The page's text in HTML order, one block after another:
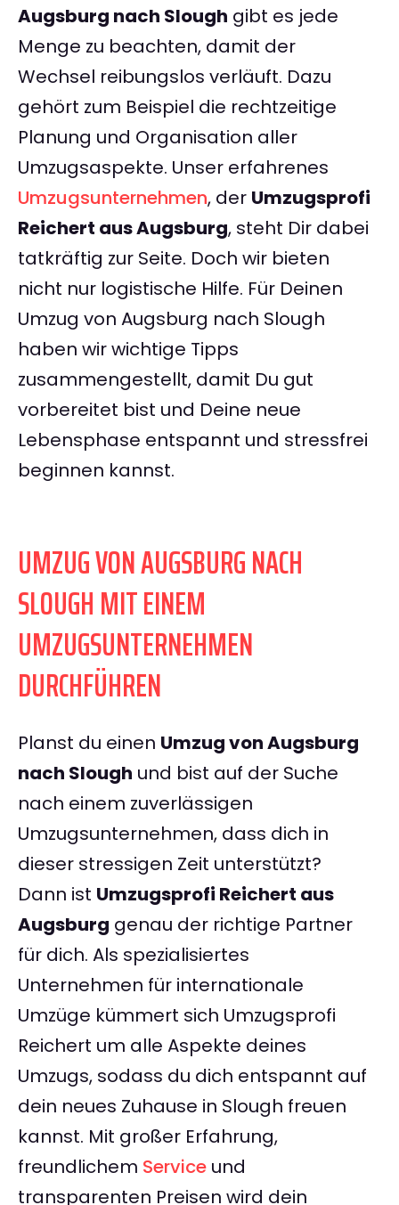
Augsburg nach Slough gibt es jede
Menge zu beachten, damit der
Wechsel reibungslos verläuft. Dazu
gehört zum Beispiel die rechtzeitige
Planung und Organisation aller
Umzugsaspekte. Unser erfahrenes
Umzugsunternehmen, der Umzugsprofi
Reichert aus Augsburg, steht Dir dabei
tatkräftig zur Seite. Doch wir bieten
nicht nur logistische Hilfe. Für Deinen
Umzug von Augsburg nach Slough
haben wir wichtige Tipps
zusammengestellt, damit Du gut
vorbereitet bist und Deine neue
Lebensphase entspannt und stressfrei
beginnen kannst.
UMZUG VON AUGSBURG NACH
SLOUGH MIT EINEM
UMZUGSUNTERNEHMEN
DURCHFÜHREN
Planst du einen Umzug von Augsburg
nach Slough und bist auf der Suche
nach einem zuverlässigen
Umzugsunternehmen, dass dich in
dieser stressigen Zeit unterstützt?
Dann ist Umzugsprofi Reichert aus
Augsburg genau der richtige Partner
für dich. Als spezialisiertes
Unternehmen für internationale
Umzüge kümmert sich Umzugsprofi
Reichert um alle Aspekte deines
Umzugs, sodass du dich entspannt auf
dein neues Zuhause in Slough freuen
kannst. Mit großer Erfahrung,
freundlichem Service und
transparenten Preisen wird dein